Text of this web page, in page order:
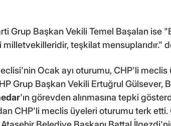
Grup Başkan Vekili Temel Başalan ise
milletvekilleridir, teşkilat mensuplarıdır."
Ocak ayı oturumu, CHP'li
Grup Başkan Vekili Ertuğrul Gülsever,
'ın görevden alınmasına tepki
CHP'li meclis üyeleri oturumu terk